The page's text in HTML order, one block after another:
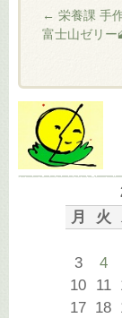
← 栄養課 手
富士山ゼリー
月 火
3
4
10 11
17 18